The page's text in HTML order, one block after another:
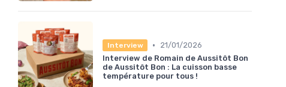
Interview •
21/01/2026
Interview de Romain de Aussitôt Bon
de Aussitôt Bon : La cuisson basse
température pour tous !